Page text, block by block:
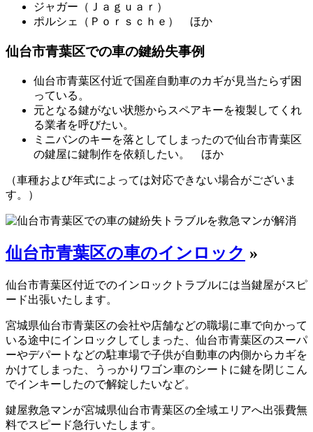
ジャガー（Ｊａｇｕａｒ）
ポルシェ（Ｐｏｒｓｃｈｅ） ほか
仙台市青葉区での車の鍵紛失事例
仙台市青葉区付近で国産自動車のカギが見当たらず困
っている。
元となる鍵がない状態からスペアキーを複製してくれ
る業者を呼びたい。
ミニバンのキーを落としてしまったので仙台市青葉区
の鍵屋に鍵制作を依頼したい。 ほか
（車種および年式によっては対応できない場合がございま
す。）
仙台市青葉区の車のインロック »
仙台市青葉区付近でのインロックトラブルには当鍵屋がスピ
ード出張いたします。
宮城県仙台市青葉区の会社や店舗などの職場に車で向かって
いる途中にインロックしてしまった、仙台市青葉区のスーパ
ーやデパートなどの駐車場で子供が自動車の内側からカギを
かけてしまった、うっかりワゴン車のシートに鍵を閉じこん
でインキーしたので解錠したいなど。
鍵屋救急マンが宮城県仙台市青葉区の全域エリアへ出張費無
料でスピード急行いたします。